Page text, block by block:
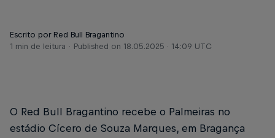
Escrito por Red Bull Bragantino
1 min de leitura
Published on 18.05.2025 · 14:09 UTC
O Red Bull Bragantino recebe o Palmeiras no
estádio Cícero de Souza Marques, em Bragança